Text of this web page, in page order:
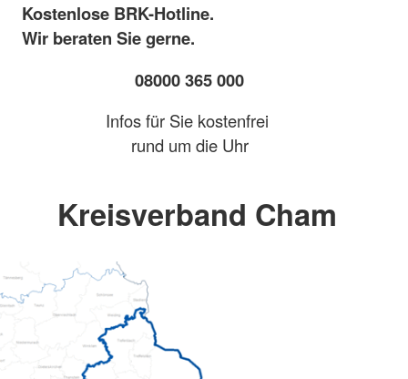
Kostenlose BRK-Hotline.
Wir beraten Sie gerne.
08000 365 000
Infos für Sie kostenfrei
rund um die Uhr
Kreisverband Cham